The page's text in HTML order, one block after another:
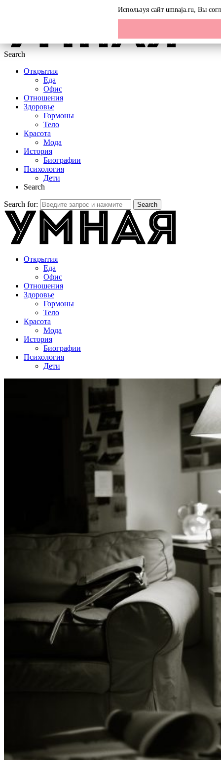
Search
Открытия
Еда
Офис
Отношения
Здоровье
Гормоны
Тело
Красота
Мода
История
Биографии
Психология
Дети
Search
Search for: Search
Открытия
Еда
Офис
Отношения
Здоровье
Гормоны
Тело
Красота
Мода
История
Биографии
Психология
Дети
Используя сайт umnaja.ru, Вы